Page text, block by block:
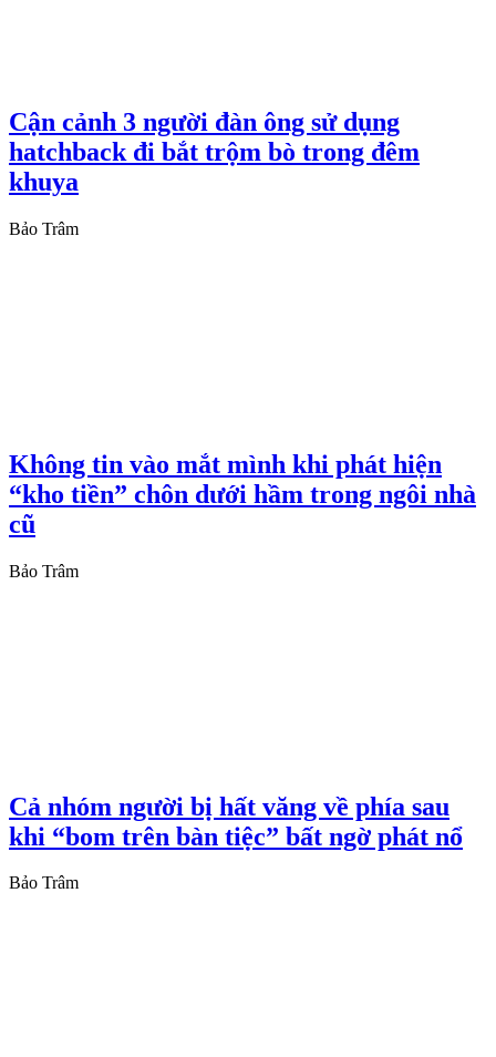
Cận cảnh 3 người đàn ông sử dụng
hatchback đi bắt trộm bò trong đêm
khuya
Bảo Trâm
Không tin vào mắt mình khi phát hiện
“kho tiền” chôn dưới hầm trong ngôi nhà
cũ
Bảo Trâm
Cả nhóm người bị hất văng về phía sau
khi “bom trên bàn tiệc” bất ngờ phát nổ
Bảo Trâm